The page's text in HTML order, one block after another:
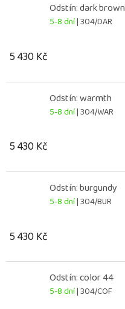
Odstín: dark brown
5-8 dní| 304/DAR
5 430 Kč
Odstín: warmth
5-8 dní| 304/WAR
5 430 Kč
Odstín: burgundy
5-8 dní| 304/BUR
5 430 Kč
Odstín: color 44
5-8 dní| 304/COF